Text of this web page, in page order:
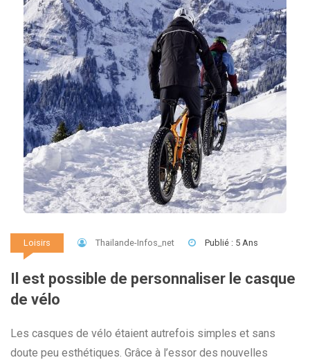
Loisirs Thailande-Infos_net Publié : 5 Ans
Il est possible de personnaliser le casque
de vélo
Les casques de vélo étaient autrefois simples et sans
doute peu esthétiques. Grâce à l’essor des nouvelles